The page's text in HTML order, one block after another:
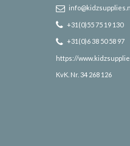
info@kidzsupplies.nl
+31(0)55 75 19 130
+31(0)6 38 50 58 97
https://
KvK. Nr. 34 268 126